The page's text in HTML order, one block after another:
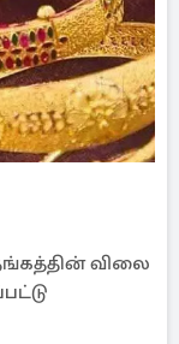
விலை